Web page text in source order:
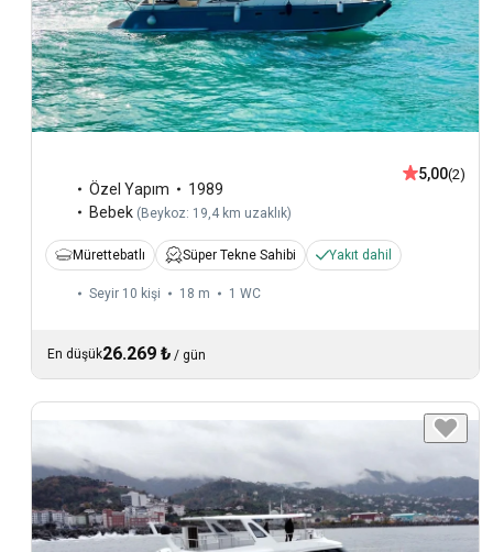
Özel Yapım
1989
Bebek (Beykoz: 19,4 km uzaklık)
5,00(2)
Mürettebatlı Süper Tekne Sahibi Yakıt dahil
Seyir 10 kişi 18 m 1 WC
En düşük26.269 ₺ / gün